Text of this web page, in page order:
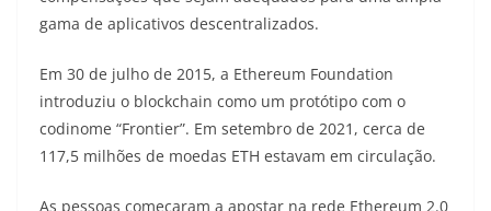
gama de aplicativos descentralizados.
Em 30 de julho de 2015, a Ethereum Foundation
introduziu o blockchain como um protótipo com o
codinome “Frontier”. Em setembro de 2021, cerca de
117,5 milhões de moedas ETH estavam em circulação.
As pessoas começaram a apostar na rede Ethereum 2.0